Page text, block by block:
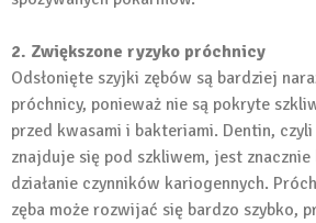
2. Zwiększone ryzyko próchnicy
Odsłonięte szyjki zębów są bardziej
próchnicy, ponieważ nie są pokryte
przed kwasami i bakteriami. Dentin,
znajduje się pod szkliwem, jest
działanie czynników kariogennych.
zęba może rozwijać się bardzo szybko,